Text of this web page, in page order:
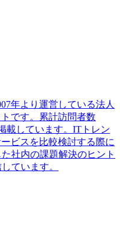
年より運営している法人
です。累計訪問者数
載しています。ITトレン
ビスを比較検討する際に
社内の課題解決のヒント
ています。